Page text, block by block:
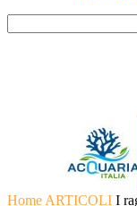
Home ARTICOLI I